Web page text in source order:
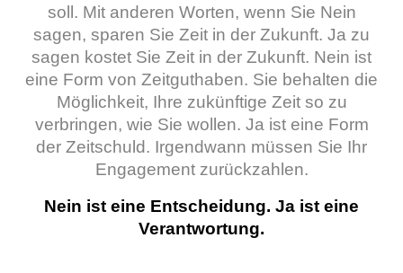
soll. Mit anderen Worten, wenn Sie Nein
sagen, sparen Sie Zeit in der Zukunft. Ja zu
sagen kostet Sie Zeit in der Zukunft. Nein ist
eine Form von Zeitguthaben. Sie behalten die
Möglichkeit, Ihre zukünftige Zeit so zu
verbringen, wie Sie wollen. Ja ist eine Form
der Zeitschuld. Irgendwann müssen Sie Ihr
Engagement zurückzahlen.
Nein ist eine Entscheidung. Ja ist eine
Verantwortung.